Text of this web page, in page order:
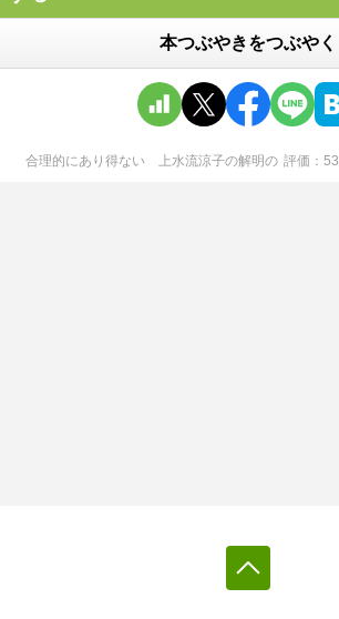
本つぶやきをつぶやく
合理的にあり得ない 上水流涼子の解明の 評価 53